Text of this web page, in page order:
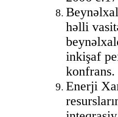
həlli
inkişaf
konfrans.
Enerji